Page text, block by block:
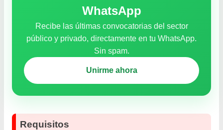
WhatsApp
Recibe las últimas convocatorias del sector
público y privado, directamente en tu WhatsApp.
Sin spam.
Unirme ahora
Requisitos